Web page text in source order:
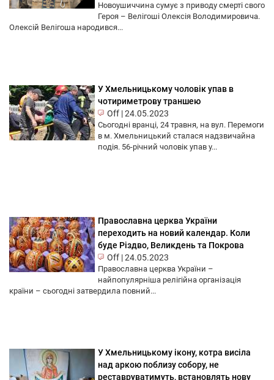
Новоушиччина сумує з приводу смерті свого
Героя – Велігоші Олексія Володимировича.
Олексій Велігоша народився...
У Хмельницькому чоловік упав в
чотириметрову траншею
Off |24.05.2023
Сьогодні вранці, 24 травня, на вул. Перемоги
в м. Хмельницький сталася надзвичайна
подія. 56-річний чоловік упав у...
Православна церква України
переходить на новий календар. Коли
буде Різдво, Великдень та Покрова
Off |24.05.2023
Православна церква України –
найпопулярніша релігійна організація
країни – сьогодні затвердила повний...
У Хмельницькому ікону, котра висіла
над аркою поблизу собору, не
реставруватимуть, встановлять нову